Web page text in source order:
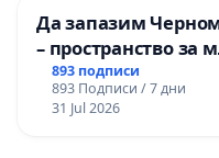
Да запазим
– пространство за
893 подписи
893 Подписи / 7 дни
31 Jul 2026